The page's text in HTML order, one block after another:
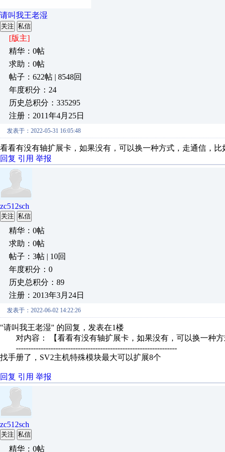
请叫我王老湿
关注 私信
[版主]
精华：0帖
求助：0帖
帖子：622帖 | 8548回
年度积分：24
历史总积分：335295
注册：2011年4月25日
发表于：2022-05-31 16:05:48
看看有没有轴扩展卡，如果没有，可以换一种方式，走通信，比
回复 引用 举报
zc512sch
关注 私信
精华：0帖
求助：0帖
帖子：3帖 | 10回
年度积分：0
历史总积分：89
注册：2013年3月24日
发表于：2022-06-02 14:22:26
"请叫我王老湿" 的回复，发表在1楼
对内容： 【看看有没有轴扩展卡，如果没有，可以换一种方
-----------------------------------------------------------------
找手册了，SV2主机特殊模块最大可以扩展8个
回复 引用 举报
zc512sch
关注 私信
精华：0帖